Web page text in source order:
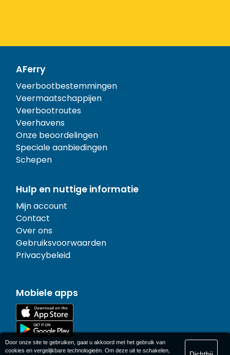
AFerry
Veerbootbestemmingen
Veermaatschappijen
Veerbootroutes
Veerhavens
Onze beoordelingen
Speciale aanbiedingen
Schepen
Hulp en nuttige informatie
Mijn account
Contact
Over ons
Gebruiksvoorwaarden
Privacybeleid
Mobiele apps
Door onze site te gebruiken, gaat u akkoord met het gebruik van
cookies en vergelijkbare technologieën. Om deze uit te schakelen,